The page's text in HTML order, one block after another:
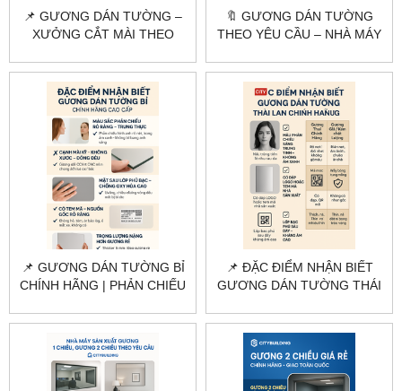
📌 GƯƠNG DÁN TƯỜNG –
XƯỞNG CẮT MÀI THEO
HCM
🔖 GƯƠNG DÁN TƯỜNG
THEO YÊU CẦU – NHÀ MÁY
TP.HCM
📌 GƯƠNG DÁN TƯỜNG BỈ
CHÍNH HÃNG | PHẢN CHIẾU
📌 ĐẶC ĐIỂM NHẬN BIẾT
GƯƠNG DÁN TƯỜNG THÁI
CITYBUILDING